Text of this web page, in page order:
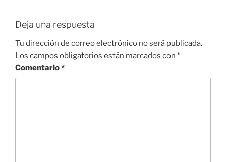
Deja una respuesta
Tu dirección de correo electrónico no será publicada.
Los campos obligatorios están marcados con *
Comentario*